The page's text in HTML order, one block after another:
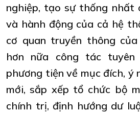
nghiệp, tạo sự thống nhất
và hành động của cả hệ
cơ quan truyền thông
hơn nữa công tác
phương tiện về mục đích, ý
mới, sắp xếp tổ chức bộ
chính trị, định hướng dư